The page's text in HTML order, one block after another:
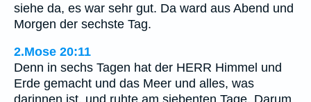
siehe da, es war sehr gut. Da ward aus Abend und
Morgen der sechste Tag.
2.Mose 20:11
Denn in sechs Tagen hat der HERR Himmel und
Erde gemacht und das Meer und alles, was